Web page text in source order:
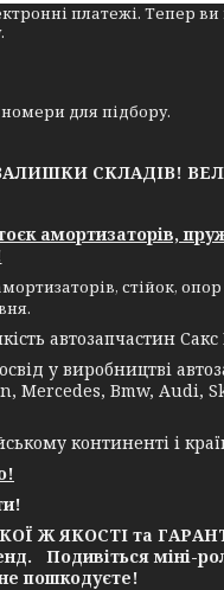
платежі. Тепер
номери для підбору.
СКЛАДІВ!
амортизаторів,
стійок,
автозапчастин Сакс
у виробництві
Mercedes, Bmw, Audi,
континенті і
ЯКОСТІ та
Подивіться міні-
пошкодуєте!